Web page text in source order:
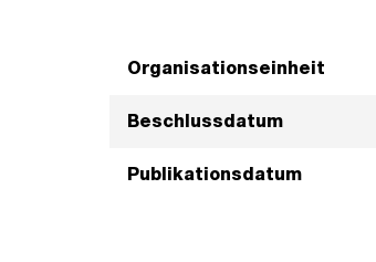
Organisationseinheit
Beschlussdatum
Publikationsdatum